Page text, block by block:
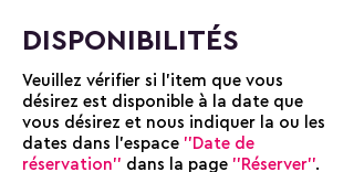
DISPONIBILITÉS
Veuillez vérifier si l'item que vous
désirez est disponible à la date que
vous désirez et nous indiquer la ou les
dates dans l'espace ''Date de
réservation'' dans la page ''Réserver''.